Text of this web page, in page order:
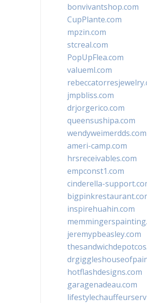
bonvivantshop.com
CupPlante.com
mpzin.com
stcreal.com
PopUpFlea.com
valueml.com
jmpbliss.com
drjorgerico.com
queensushipa.com
wendyweimerdds.com
ameri-camp.com
hrsreceivables.com
empconst1.com
cinderella-
inspirehuahin.com
jeremypbeasley.com
hotflashdesigns.com
garagenadeau.com